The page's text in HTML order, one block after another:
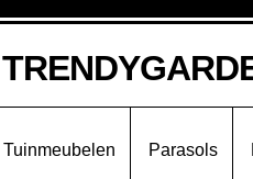
door
naar
naar
de
Tuinmeubelen Parasols